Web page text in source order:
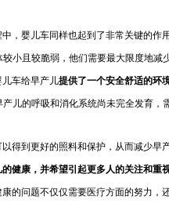
，婴儿车同样也起到了非常关键的作用
小且较脆弱，他们需要最大限度地减
车给早产儿提供了一个安全舒适的环
儿的呼吸和消化系统尚未完全发育，
到更好的照料和保护，从而减少早产
健康，并希望引起更多人的关注和重
问题不仅仅需要医疗方面的努力，